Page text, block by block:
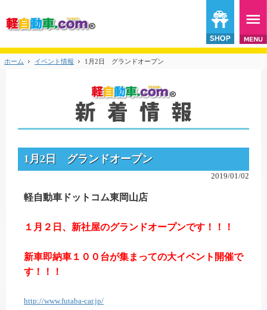
ホーム イベント情報 1月2日 グランドオープン
1月2日 グランドオープン
2019/01/02
軽自動車ドットコム東岡山店
１月２日、新社屋のグランドオープンです！！！
新車即納車１００台が集まっての大イベント開催で
す！！！
http://www.futaba-car.jp/